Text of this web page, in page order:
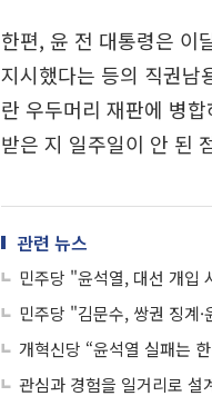
한편, 윤 전 대통령은 이
지시했다는 등의 직권남
란 우두머리 재판에 병
받은 지 일주일이 안 된
관련 뉴스
민주당 "윤석열, 대선 개입
민주당 "김문수, 쌍권 징계
개혁신당 “윤석열 실패는
관심과 경험을 일거리로 설